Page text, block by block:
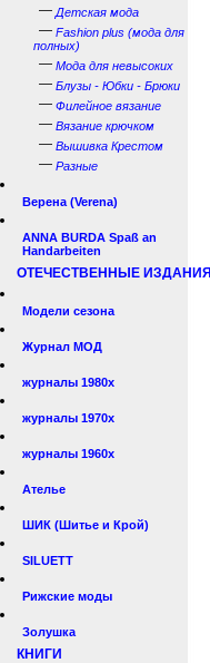
— Детская мода
— Fashion plus (мода для
полных)
— Мода для невысоких
— Блузы - Юбки - Брюки
— Филейное вязание
— Вязание крючком
— Вышивка Крестом
— Разные
Верена (Verena)
ANNA BURDA Spaß an
Handarbeiten
ОТЕЧЕСТВЕННЫЕ ИЗДАНИЯ
Модели сезона
Журнал МОД
журналы 1980х
журналы 1970х
журналы 1960х
Ателье
ШИК (Шитье и Крой)
SILUETT
Рижские моды
Золушка
КНИГИ